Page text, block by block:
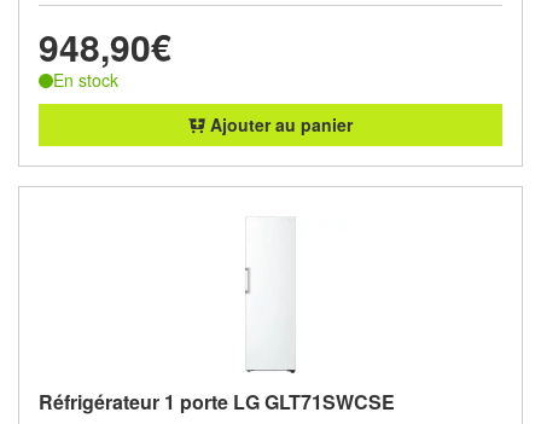
948,90€
En stock
Ajouter au panier
Réfrigérateur 1 porte LG GLT71SWCSE